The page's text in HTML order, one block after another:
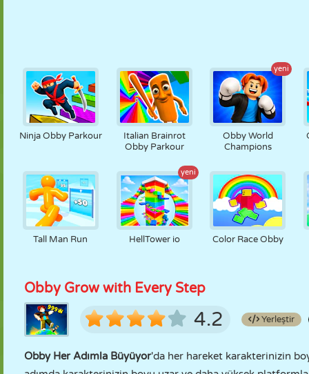
Ninja Obby Parkour
Italian Brainrot
Obby Parkour
yeni
Obby World
Champions
Tall Man Run
yeni
HellTower io Color Race Obby
Obby Grow with Every Step
4.2 Yerleştir
Obby Her Adımla Büyüyor'da her hareket karakterinizin